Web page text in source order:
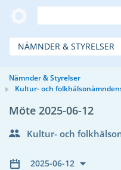
NÄMNDER & STYRELSER
Nämnder & Styrelser
Kultur- och
Möte 2025-06-12
Kultur- och
2025-06-12